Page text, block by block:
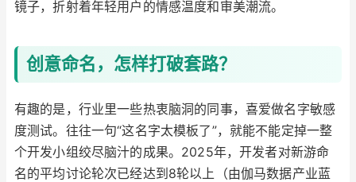
镜子，折射着年轻用户的情感温度和审美潮流。
创意命名，怎样打破套路？
有趣的是，行业里一些热衷脑洞的同事，喜爱做名字敏感
度测试。往往一句“这名字太模板了”，就能不能定掉一整
个开发小组绞尽脑汁的成果。2025年，开发者对新游命
名的平均讨论轮次已经达到8轮以上（由伽马数据产业蓝